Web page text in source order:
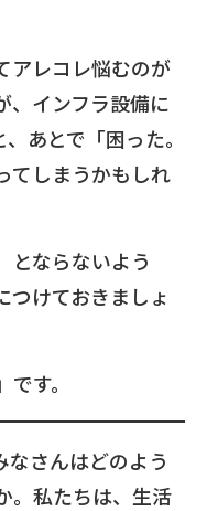
アレコレ悩むのが
、インフラ設備に
あとで「困った。
てしまうかもしれ
とならないよう
つけておきましょ
す。
なさんはどのよう
。私たちは、生活